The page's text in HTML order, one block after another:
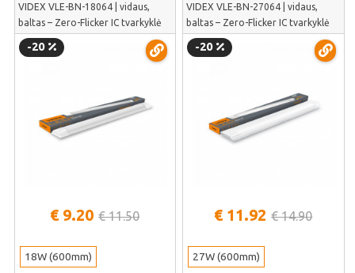
VIDEX VLE-BN-18064 | vidaus,
baltas – Zero-Flicker IC tvarkyklė
akių komfortui | VLE-BN-18064
-20
€ 9.20 € 11.50
18W (600mm)
VIDEX VLE-BN-27064 | vidaus,
baltas – Zero-Flicker IC tvarkyklė
akių komfortui | VLE-BN-27064
-20
€ 11.92 € 14.90
27W (600mm)